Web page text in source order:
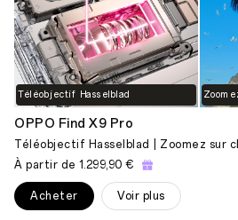
Téléobjectif Hasselblad
OPPO Find X9 Pro
Téléobjectif Hasselblad | Zoomez sur
À partir de 1.299,90 €
Acheter Voir plus